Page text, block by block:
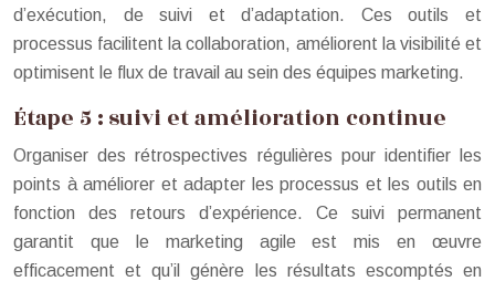
d’exécution, de suivi et d’adaptation. Ces outils et
processus facilitent la collaboration, améliorent la visibilité et
optimisent le flux de travail au sein des équipes marketing.
Étape 5 : suivi et amélioration continue
Organiser des rétrospectives régulières pour identifier les
points à améliorer et adapter les processus et les outils en
fonction des retours d’expérience. Ce suivi permanent
garantit que le marketing agile est mis en œuvre
efficacement et qu’il génère les résultats escomptés en